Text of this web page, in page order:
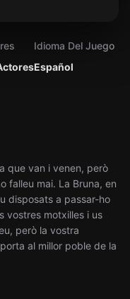
Español
Idioma Del Juego
que van i venen, però
falleu mai. La Bruna, en
disposats a passar-ho
vostres motxilles i us
però la vostra
al millor poble de la